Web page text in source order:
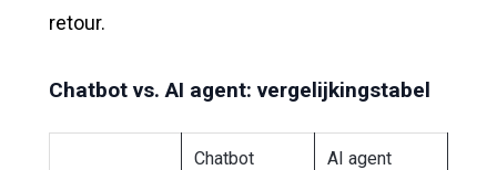
retour.
Chatbot vs. AI agent: vergelijkingstabel
Chatbot AI agent